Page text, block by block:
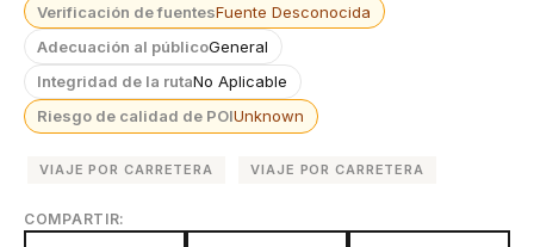
Verificación de fuentesFuente Desconocida
Adecuación al públicoGeneral
Integridad de la rutaNo Aplicable
Riesgo de calidad de POIUnknown
VIAJE POR CARRETERA VIAJE POR CARRETERA
COMPARTIR: